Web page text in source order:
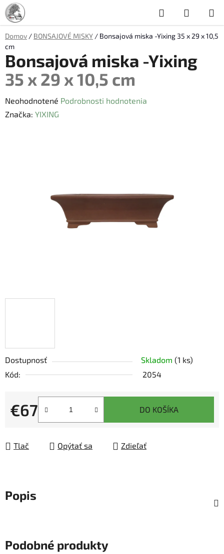
Prejsť
na
obsah
Hľadať
KOŠÍK
Domov / BONSAJOVÉ MISKY / Bonsajová miska -Yixing 35 x 29 x 10,5
cm
Dostupnosť Skladom (1 ks)
Kód:
2054
€67
Jednotková cena:
DO KOŠÍKA
Tlač Opýtať sa Zdieľať
Bonsajová miska -Yixing
35 x 29 x 10,5 cm
Priemerné
hodnotenie
Neohodnotené Podrobnosti hodnotenia
Značka: YIXING
Popis
Podobné produkty